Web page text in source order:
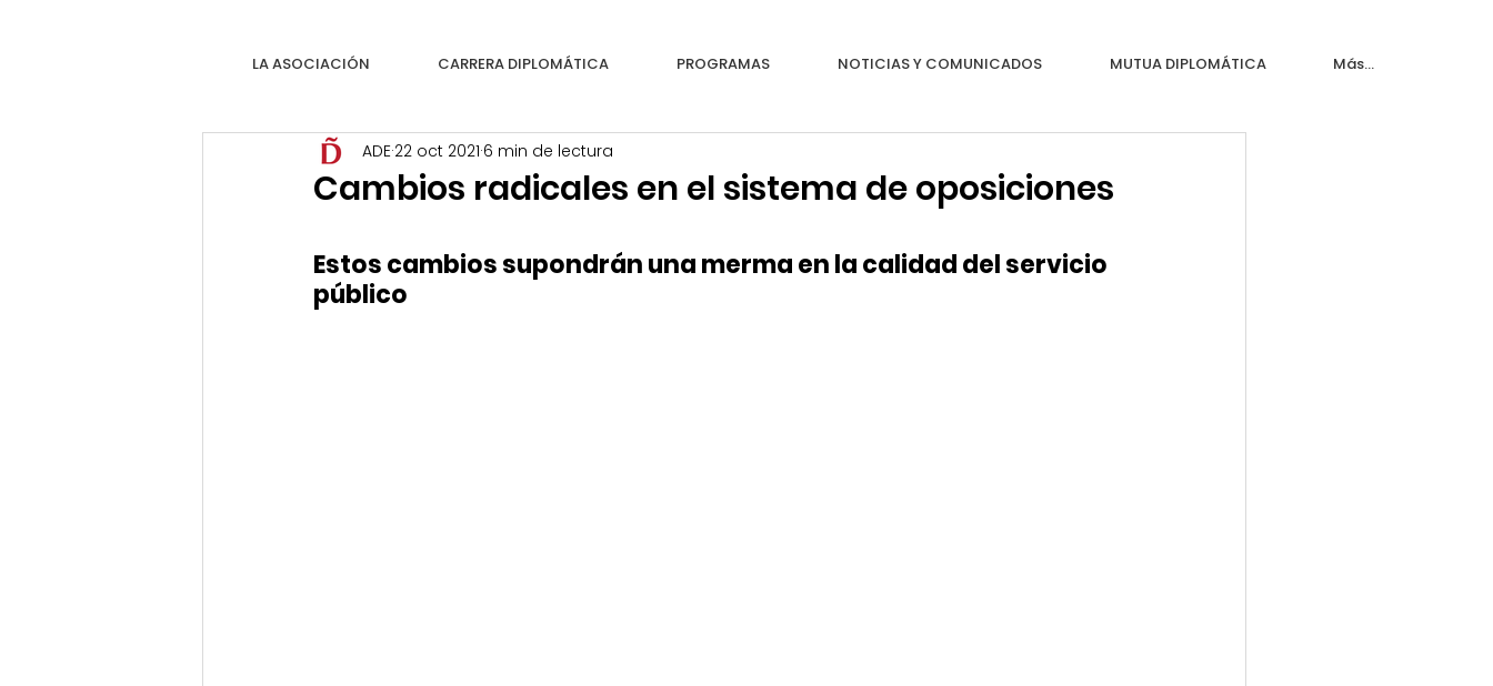
LA ASOCIACIÓN CARRERA DIPLOMÁTICA PROGRAMAS NOTICIAS Y COMUNICADOS MUTUA DIPLOMÁTICA Más...
Cambios radicales en el sistema de oposiciones
ADE 22 oct 2021 6 min de lectura
Estos cambios supondrán una merma en la calidad del servicio
público